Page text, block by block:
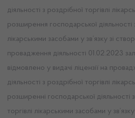
діяльності з роздрібної торгівлі
розширення господарської діяльності
лікарськими засобами у зв’язку зі
провадження діяльності 01.02.2023
відмовлено у видачі ліцензії на
діяльності з роздрібної торгівлі
розширенні господарської діяльності
торгівлі лікарськими засобами у